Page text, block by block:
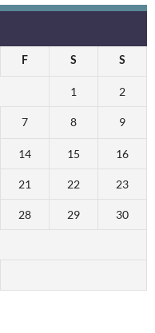
F S S
1 2
7 8 9
14 15 16
21 22 23
28 29 30